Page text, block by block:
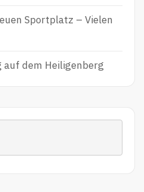
Sportplatz – Vielen
dem Heiligenberg